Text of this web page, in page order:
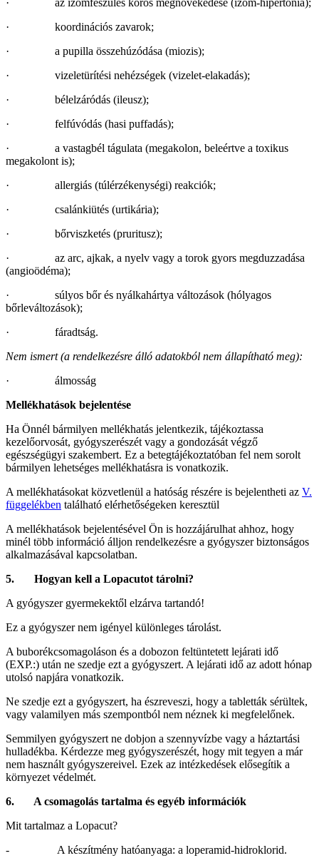
· az izomfeszülés kóros megnövekedése (izom-hipertónia);
· koordinációs zavarok;
· a pupilla összehúzódása (miozis);
· vizeletürítési nehézségek (vizelet-elakadás);
· bélelzáródás (ileusz);
· felfúvódás (hasi puffadás);
· a vastagbél tágulata (megakolon, beleértve a toxikus
megakolont is);
· allergiás (túlérzékenységi) reakciók;
· csalánkiütés (urtikária);
· bőrviszketés (pruritusz);
· az arc, ajkak, a nyelv vagy a torok gyors megduzzadása
(angioödéma);
· sú­lyos bőr és nyálkahártya változások (hólyagos
bőrleváltozások);
· fáradtság.
Nem ismert (a rendelkezésre álló adatokból nem állapítható meg):
· álmosság
Mellékhatások bejelentése
Ha Önnél bármilyen mellékhatás jelentkezik, tájékoztassa
kezelőorvosát, gyógyszerészét vagy a gondozását végző
egészségügyi szakembert. Ez a betegtájékoztatóban fel nem sorolt
bármilyen lehetséges mellékhatásra is vonatkozik.
A mellékhatásokat közvetlenül a hatóság részére is bejelentheti az V.
függelékben található elérhetőségeken keresztül
A mellékhatások bejelentésével Ön is hozzájárulhat ahhoz, hogy
minél több információ álljon rendelkezésre a gyógyszer biztonságos
alkalmazásával kapcsolatban.
5. Hogyan kell a Lopacutot tárolni?
A gyógyszer gyermekektől elzárva tartandó!
Ez a gyógy­szer nem igényel különleges tárolást.
A buborékcsomagoláson és a dobozon feltüntetett lejárati idő
(EXP.:) után ne szedje ezt a gyógyszert. A lejárati idő az adott hónap
utolsó napjára vonatkozik.
Ne szedje ezt a gyógyszert, ha észreveszi, hogy a tabletták sérültek,
vagy valamilyen más szempontból nem néznek ki megfelelőnek.
Semmilyen gyógyszert ne dobjon a szennyvízbe vagy a háztartási
hulladékba. Kérdezze meg gyógyszerészét, hogy mit tegyen a már
nem használt gyógyszereivel. Ezek az intézkedések elősegítik a
környezet védelmét.
6. A csomagolás tartalma és egyéb információk
Mit tartalmaz a Lopacut?
- A készítmény hatóanyaga: a loperamid-hidroklorid.